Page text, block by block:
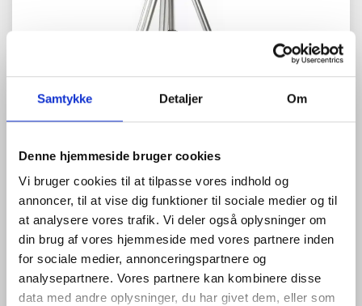
Samtykke Detaljer Om
Denne hjemmeside bruger cookies
Vi bruger cookies til at tilpasse vores indhold og
annoncer, til at vise dig funktioner til sociale medier og til
at analysere vores trafik. Vi deler også oplysninger om
din brug af vores hjemmeside med vores partnere inden
for sociale medier, annonceringspartnere og
analysepartnere. Vores partnere kan kombinere disse
data med andre oplysninger, du har givet dem, eller som
0anmeldelser Skriv anmeldelse
9.250,00 DKK
(11.562,50 DKK)
Kraftigt elevatorstativ i aluminium.
116-252cm.